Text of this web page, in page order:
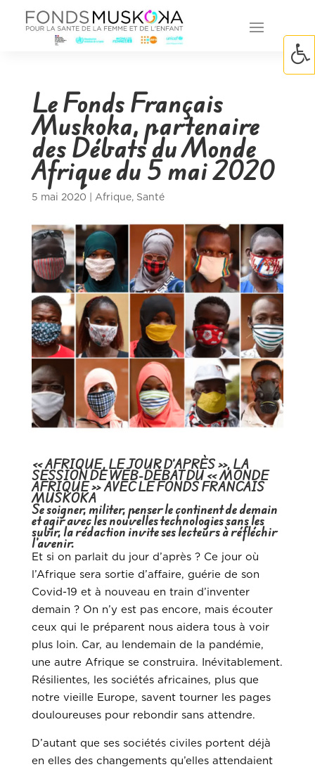
Le Fonds Français
Muskoka, partenaire
des Débats du Monde
Afrique du 5 mai 2020
5 mai 2020 Afrique, Santé
« AFRIQUE, LE JOUR D’APRÈS », LA
SESSION DE WEB-DÉBAT DU « MONDE
AFRIQUE » AVEC LE FONDS FRANCAIS
MUSKOKA
Se soigner, militer, penser le continent de demain
et agir avec les nouvelles technologies sans les
subir, la rédaction invite ses lecteurs à réfléchir
l’avenir.
Et si on parlait du jour d’après ? Ce jour où
l’Afrique sera sortie d’affaire, guérie de son
Covid-19 et à nouveau en train d’inventer
demain ? On n’y est pas encore, mais écouter
ceux qui le préparent nous aidera tous à voir
plus loin. Car, au lendemain de la pandémie,
une autre Afrique se construira. Inévitablement.
Résilientes, les sociétés africaines, plus que
notre vieille Europe, savent tourner les pages
douloureuses pour rebondir sans attendre.
D’autant que ses sociétés civiles portent déjà
en elles des changements qu’elles attendaient